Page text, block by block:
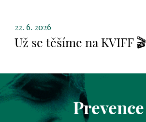
22. 6. 2026
Už se těšíme na KVIFF 🎬
Prevence